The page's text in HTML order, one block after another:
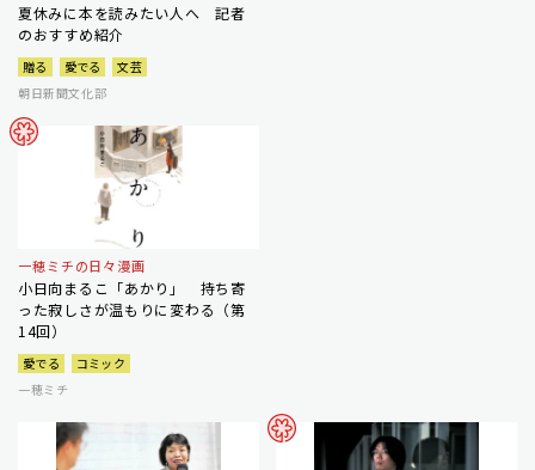
夏休みに本を読みたい人へ 記者
のおすすめ紹介
贈る 愛でる
文芸
朝日新聞文化部
一穂ミチの日々漫画
小日向まるこ「あかり」 持ち寄
った寂しさが温もりに変わる（第
14回）
愛でる
コミック
一穂ミチ